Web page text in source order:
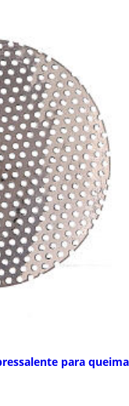
para